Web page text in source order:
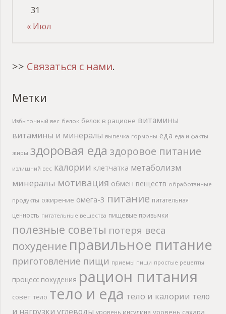
« Июл
31
>> Связаться с нами.
Метки
Избыточный вес белок белок в рационе витамины
витамины и минералы выпечка гормоны еда еда и факты
жиры здоровая еда здоровое питание
излишний вес калории клетчатка метаболизм
минералы мотивация обмен веществ обработанные
продукты ожирение омега-3 питание питательная
ценность питательные вещества пищевые привычки
полезные советы потеря веса
похудение правильное питание
приготовление пищи приемы пищи простые рецепты
процесс похудения рацион питания
совет тело тело и еда тело и калории тело
и нагрузки углеводы уровень инсулина уровень сахара